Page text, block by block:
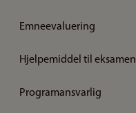
Emneevaluering
Hjelpemiddel til eksamen
Programansvarlig